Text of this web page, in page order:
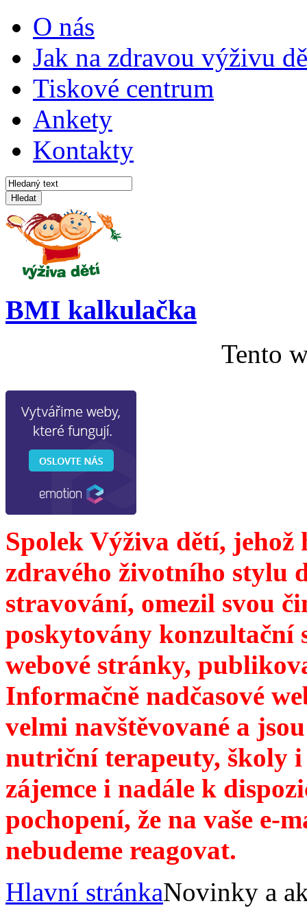
O nás
Jak na zdravou výživu
Tiskové centrum
Ankety
Kontakty
Hledat
BMI kalkulačka
Tento
Spolek Výživa dětí,
zdravého životního stylu
stravování, omezil svou
poskytovány konzultační
webové stránky,
Informačně nadčasové
velmi navštěvované a
nutriční terapeuty, školy
zájemce i nadále k
pochopení, že na vaše e-
nebudeme reagovat.
Hlavní stránkaNovinky a